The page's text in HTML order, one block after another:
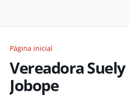
Página inicial
Vereadora
Jobope